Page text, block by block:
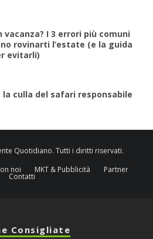
vacanza? I 3 errori più comuni
rovinarti l’estate (e la guida
evitarli)
la culla del safari responsabile
Quotidiano. Tutti i diritti riservati.
noi MKT & Pubblicità Partner
Contatti
Consigliate